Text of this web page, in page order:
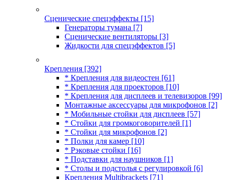
Сценические спецэффекты [15]
Генераторы тумана [7]
Сценические вентиляторы [3]
Жидкости для спецэффектов [5]
Крепления [392]
* Крепления для видеостен [61]
* Крепления для проекторов [10]
* Крепления для дисплеев и телевизоров [99]
Монтажные аксессуары для микрофонов [2]
* Мобильные стойки для дисплеев [57]
* Стойки для громкоговорителей [1]
* Стойки для микрофонов [2]
* Полки для камер [10]
* Рэковые стойки [16]
* Подставки для наушников [1]
* Столы и подстолья с регулировкой [6]
Крепления Multibrackets [71]